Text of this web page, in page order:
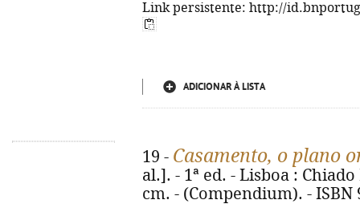
Link persistente: http://
ADICIONAR À LISTA
19 - Casamento, o plano
al.]. - 1ª ed. - Lisboa :
cm. - (Compendium). - ISBN